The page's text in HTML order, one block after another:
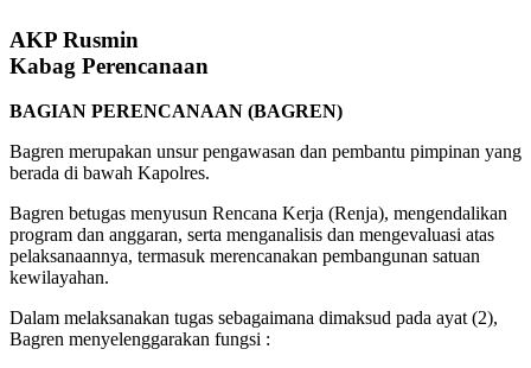
AKP Rusmin
Kabag Perencanaan
BAGIAN PERENCANAAN (BAGREN)
Bagren merupakan unsur pengawasan dan pembantu pimpinan yang
berada di bawah Kapolres.
Bagren betugas menyusun Rencana Kerja (Renja), mengendalikan
program dan anggaran, serta menganalisis dan mengevaluasi atas
pelaksanaannya, termasuk merencanakan pembangunan satuan
kewilayahan.
Dalam melaksanakan tugas sebagaimana dimaksud pada ayat (2),
Bagren menyelenggarakan fungsi :